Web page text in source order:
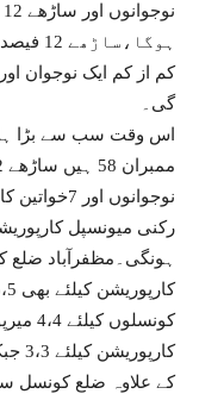
کم از کم ایک نوجوان
گی۔
اس وقت سب سے بڑا